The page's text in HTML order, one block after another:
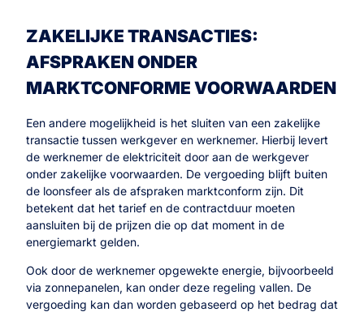
ZAKELIJKE TRANSACTIES:
AFSPRAKEN ONDER
MARKTCONFORME VOORWAARDEN
Een andere mogelijkheid is het sluiten van een zakelijke
transactie tussen werkgever en werknemer. Hierbij levert
de werknemer de elektriciteit door aan de werkgever
onder zakelijke voorwaarden. De vergoeding blijft buiten
de loonsfeer als de afspraken marktconform zijn. Dit
betekent dat het tarief en de contractduur moeten
aansluiten bij de prijzen die op dat moment in de
energiemarkt gelden.
Ook door de werknemer opgewekte energie, bijvoorbeeld
via zonnepanelen, kan onder deze regeling vallen. De
vergoeding kan dan worden gebaseerd op het bedrag dat